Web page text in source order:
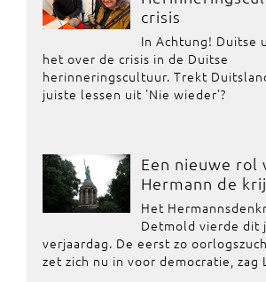
crisis
In Achtung! Duitse
het over de crisis in de Duitse
herinneringscultuur. Trekt
juiste lessen uit 'Nie wieder'?
Een nieuwe rol
Hermann de
Het
Detmold vierde dit
verjaardag. De eerst zo
zet zich nu in voor democratie, zag